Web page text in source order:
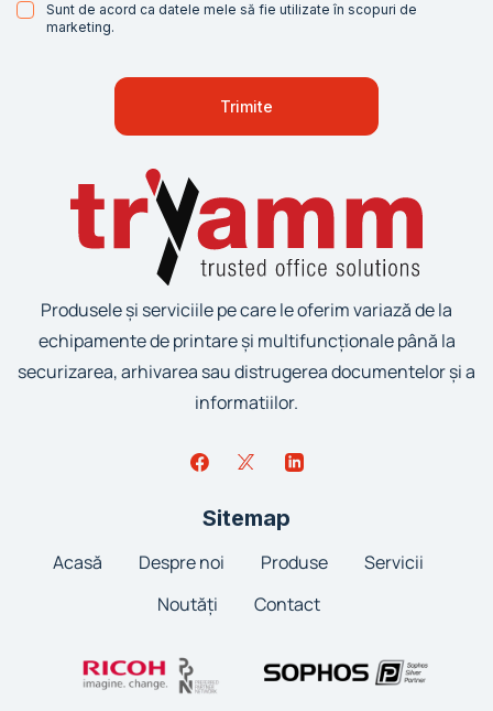
Produsele și serviciile pe care le oferim variază de la
echipamente de printare și multifuncționale până la
securizarea, arhivarea sau distrugerea documentelor și a
informatiilor.
Sunt de acord ca datele mele să fie utilizate în scopuri de
marketing.
Sitemap
Acasă Despre noi Produse
Servicii
Noutăți
Contact